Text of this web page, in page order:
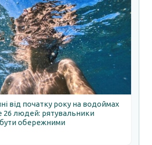
від початку року на водоймах
26 людей: рятувальники
обережними